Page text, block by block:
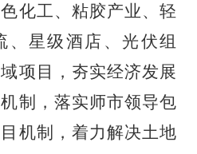
化工、粘胶产业、轻
、星级酒店、光伏组
项目，夯实经济发展
制，落实师市领导包
机制，着力解决土地